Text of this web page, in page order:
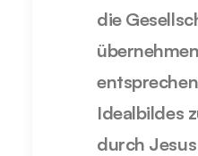
die
Idealbildes
durch